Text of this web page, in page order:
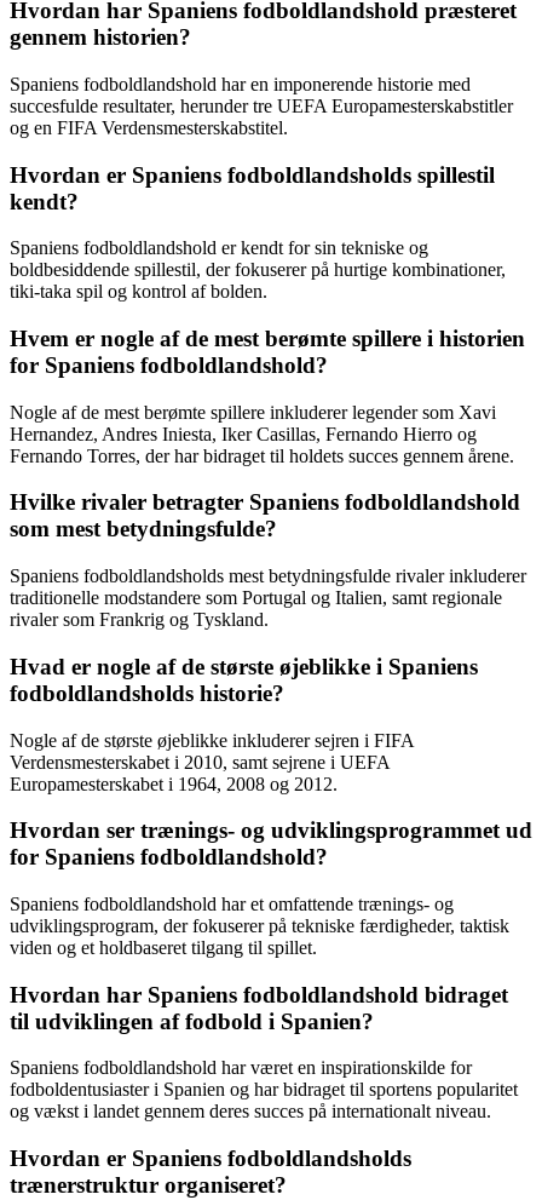
Hvordan har Spaniens fodboldlandshold præsteret
gennem historien?
Spaniens fodboldlandshold har en imponerende historie med
succesfulde resultater, herunder tre UEFA Europamesterskabstitler
og en FIFA Verdensmesterskabstitel.
Hvordan er Spaniens fodboldlandsholds spillestil
kendt?
Spaniens fodboldlandshold er kendt for sin tekniske og
boldbesiddende spillestil, der fokuserer på hurtige kombinationer,
tiki-taka spil og kontrol af bolden.
Hvem er nogle af de mest berømte spillere i historien
for Spaniens fodboldlandshold?
Nogle af de mest berømte spillere inkluderer legender som Xavi
Hernandez, Andres Iniesta, Iker Casillas, Fernando Hierro og
Fernando Torres, der har bidraget til holdets succes gennem årene.
Hvilke rivaler betragter Spaniens fodboldlandshold
som mest betydningsfulde?
Spaniens fodboldlandsholds mest betydningsfulde rivaler inkluderer
traditionelle modstandere som Portugal og Italien, samt regionale
rivaler som Frankrig og Tyskland.
Hvad er nogle af de største øjeblikke i Spaniens
fodboldlandsholds historie?
Nogle af de største øjeblikke inkluderer sejren i FIFA
Verdensmesterskabet i 2010, samt sejrene i UEFA
Europamesterskabet i 1964, 2008 og 2012.
Hvordan ser trænings- og udviklingsprogrammet ud
for Spaniens fodboldlandshold?
Spaniens fodboldlandshold har et omfattende trænings- og
udviklingsprogram, der fokuserer på tekniske færdigheder, taktisk
viden og et holdbaseret tilgang til spillet.
Hvordan har Spaniens fodboldlandshold bidraget
til udviklingen af fodbold i Spanien?
Spaniens fodboldlandshold har været en inspirationskilde for
fodboldentusiaster i Spanien og har bidraget til sportens popularitet
og vækst i landet gennem deres succes på internationalt niveau.
Hvordan er Spaniens fodboldlandsholds
trænerstruktur organiseret?